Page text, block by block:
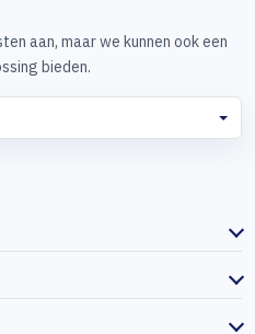
aan, maar we kunnen ook een
bieden.